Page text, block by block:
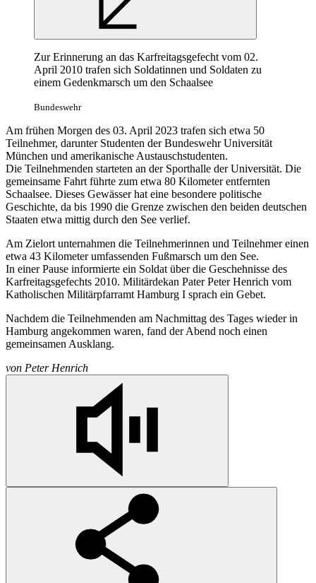
Zur Erinnerung an das Karfreitagsgefecht vom 02.
April 2010 trafen sich Soldatinnen und Soldaten zu
einem Gedenkmarsch um den Schaalsee
Bundeswehr
Am frühen Morgen des 03. April 2023 trafen sich etwa 50
Teilnehmer, darunter Studenten der Bundeswehr Universität
München und amerikanische Austauschstudenten.
Die Teilnehmenden starteten an der Sporthalle der Universität. Die
gemeinsame Fahrt führte zum etwa 80 Kilometer entfernten
Schaalsee. Dieses Gewässer hat eine besondere politische
Geschichte, da bis 1990 die Grenze zwischen den beiden deutschen
Staaten etwa mittig durch den See verlief.
Am Zielort unternahmen die Teilnehmerinnen und Teilnehmer einen
etwa 43 Kilometer umfassenden Fußmarsch um den See.
In einer Pause informierte ein Soldat über die Geschehnisse des
Karfreitagsgefechts 2010. Militärdekan Pater Peter Henrich vom
Katholischen Militärpfarramt Hamburg I sprach ein Gebet.
Nachdem die Teilnehmenden am Nachmittag des Tages wieder in
Hamburg angekommen waren, fand der Abend noch einen
gemeinsamen Ausklang.
von Peter Henrich